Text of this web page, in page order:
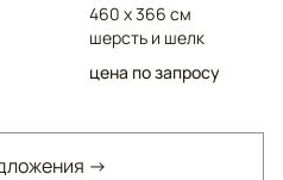
460 x 366 см
шерсть и шелк
цена по запросу
→